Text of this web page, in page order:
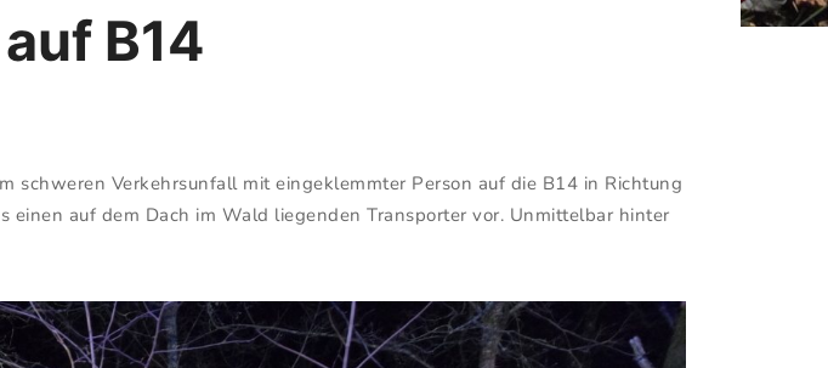
B14
schweren Verkehrsunfall mit eingeklemmter Person auf die B14 in Richtung
auf dem Dach im Wald liegenden Transporter vor. Unmittelbar hinter